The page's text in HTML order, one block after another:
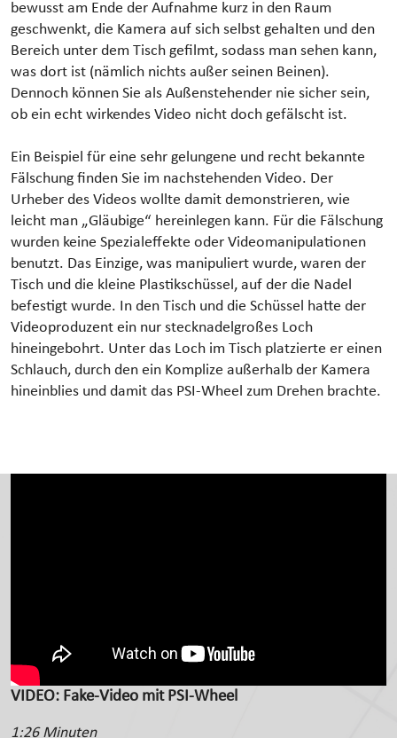
bewusst am Ende der Aufnahme kurz in den Raum
geschwenkt, die Kamera auf sich selbst gehalten und den
Bereich unter dem Tisch gefilmt, sodass man sehen kann,
was dort ist (nämlich nichts außer seinen Beinen).
Dennoch können Sie als Außenstehender nie sicher sein,
ob ein echt wirkendes Video nicht doch gefälscht ist.
Ein Beispiel für eine sehr gelungene und recht bekannte
Fälschung finden Sie im nachstehenden Video. Der
Urheber des Videos wollte damit demonstrieren, wie
leicht man „Gläubige“ hereinlegen kann. Für die Fälschung
wurden keine Spezialeffekte oder Videomanipulationen
benutzt. Das Einzige, was manipuliert wurde, waren der
Tisch und die kleine Plastikschüssel, auf der die Nadel
befestigt wurde. In den Tisch und die Schüssel hatte der
Videoproduzent ein nur stecknadelgroßes Loch
hineingebohrt. Unter das Loch im Tisch platzierte er einen
Schlauch, durch den ein Komplize außerhalb der Kamera
hineinblies und damit das PSI-Wheel zum Drehen brachte.
VIDEO: Fake-Video mit PSI-Wheel
1:26 Minuten